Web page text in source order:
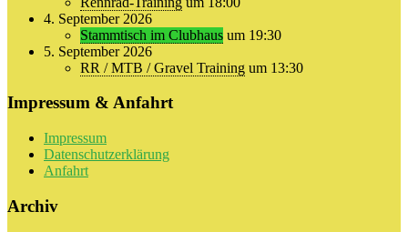
4. September 2026
Stammtisch im Clubhaus um 19:30
5. September 2026
RR / MTB / Gravel Training um 13:30
Impressum & Anfahrt
Impressum
Datenschutzerklärung
Anfahrt
Archiv